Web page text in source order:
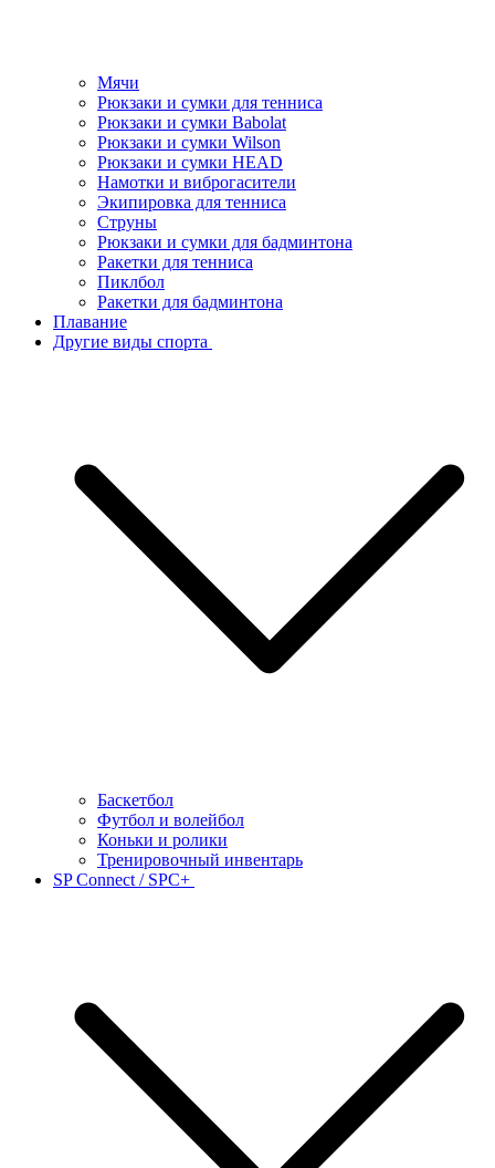
Мячи
Рюкзаки и сумки для тенниса
Рюкзаки и сумки Babolat
Рюкзаки и сумки Wilson
Рюкзаки и сумки HEAD
Намотки и виброгасители
Экипировка для тенниса
Струны
Рюкзаки и сумки для бадминтона
Ракетки для тенниса
Пиклбол
Ракетки для бадминтона
Плавание
Другие виды спорта
Баскетбол
Футбол и волейбол
Коньки и ролики
Тренировочный инвентарь
SP Connect / SPC+